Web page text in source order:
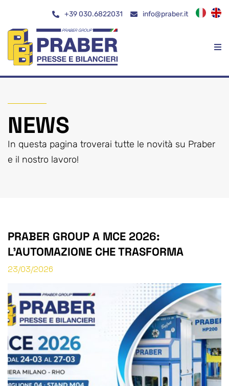
contenuto
+39 030.6822031 info@praber.it
NEWS
In questa pagina troverai tutte le novità su Praber
e il nostro lavoro!
PRABER GROUP A MCE 2026:
L’AUTOMAZIONE CHE TRASFORMA
L’ENERGIA
23/03/2026